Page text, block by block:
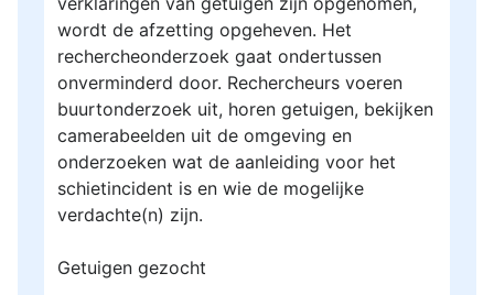
wordt de afzetting opgeheven. Het
rechercheonderzoek gaat ondertussen
onverminderd door. Rechercheurs voeren
buurtonderzoek uit, horen getuigen, bekijken
camerabeelden uit de omgeving en
onderzoeken wat de aanleiding voor het
schietincident is en wie de mogelijke
verdachte(n) zijn.
Getuigen gezocht